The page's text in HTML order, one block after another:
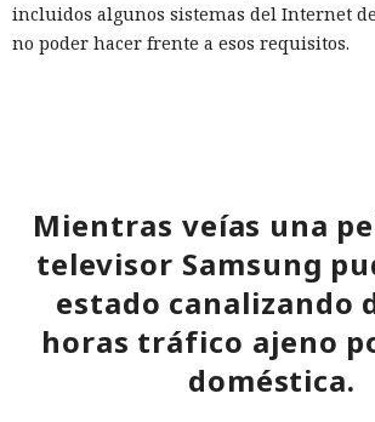
incluidos algunos sistemas del Internet
no poder hacer frente a esos requisitos.
protección criptográfica se traducirá en
lentas e inestables.
Mientras veías una
televisor Samsung
estado canalizando
horas tráfico ajeno
doméstica.